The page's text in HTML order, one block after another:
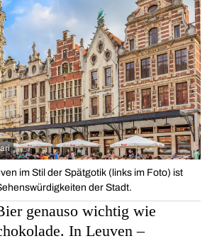
im Stil der Spätgotik (links im Foto) ist
der Stadt.
genauso wichtig wie
In Leuven –